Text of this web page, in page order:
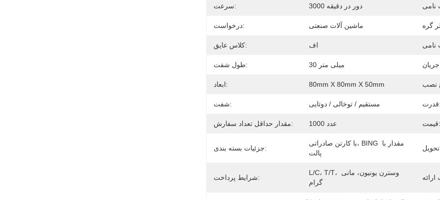
سرعت: 3000 دور در دقیقه
درخواست: ماشین آلات صنعتی
کلاس عایق: اف
طول شفت: 30 میلی متر
ابعاد: 80mm X 80mm X 50mm
شفت: مستقیم / توخالی / دوتایی
مقدار حداقل تعداد سفارش: 1000 عدد قیمت:
جزئیات بسته بندی:
با کارتن صادراتی، BING مقدار با
پالت
شرایط پرداخت:
L/C، T/T، وسترن یونیون، مانی
گرام